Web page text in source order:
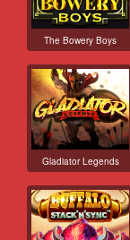
The Bowery Boys
Gladiator Legends